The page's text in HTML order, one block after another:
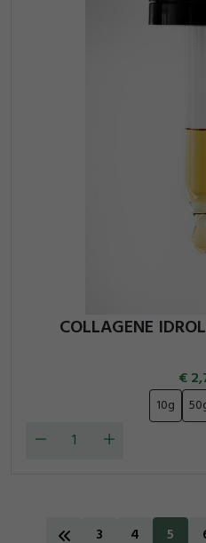
COLLAGENE
10g
3 4 5